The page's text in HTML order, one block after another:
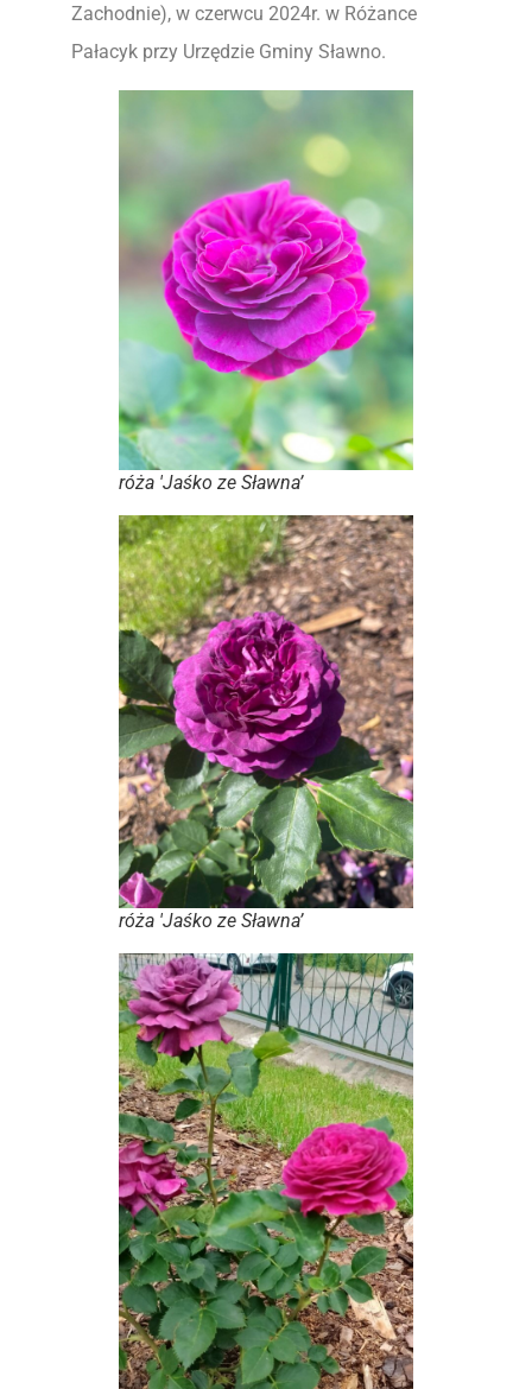
Zachodnie), w czerwcu 2024r. w Różance
Pałacyk przy Urzędzie Gminy Sławno.
róża 'Jaśko ze Sławna’
róża 'Jaśko ze Sławna’